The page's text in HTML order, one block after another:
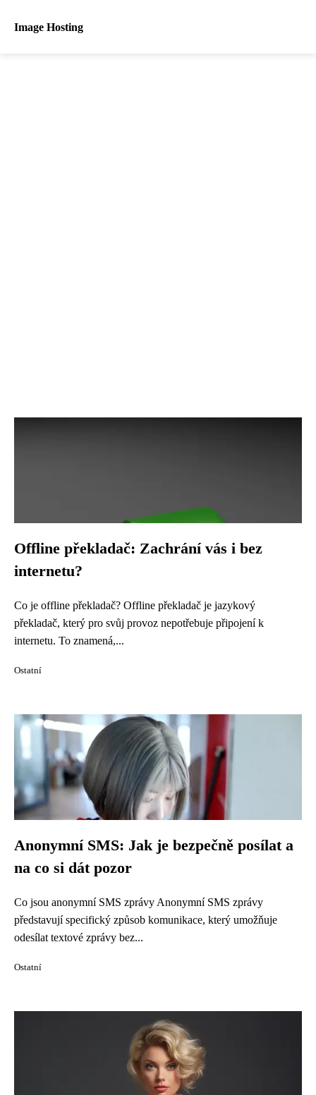
Image Hosting
Offline překladač: Zachrání vás i bez
internetu?
Co je offline překladač? Offline překladač je jazykový
překladač, který pro svůj provoz nepotřebuje připojení k
internetu. To znamená,...
Ostatní
Anonymní SMS: Jak je bezpečně posílat a
na co si dát pozor
Co jsou anonymní SMS zprávy Anonymní SMS zprávy
představují specifický způsob komunikace, který umožňuje
odesílat textové zprávy bez...
Ostatní